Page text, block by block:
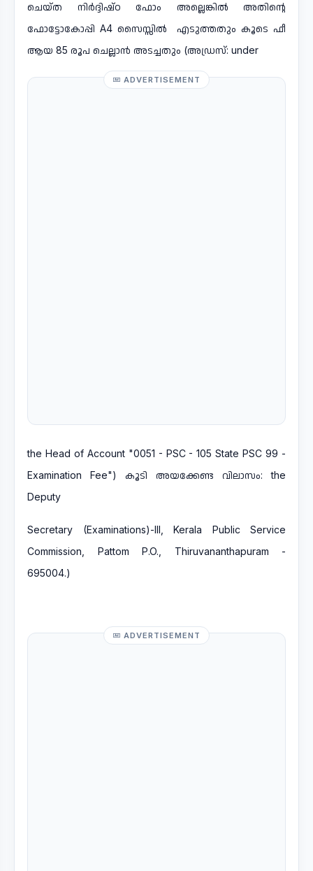
ചെയ്ത നിർദ്ദിഷ്ഠ ഫോം അല്ലെങ്കിൽ അതിന്റെ
ഫോട്ടോകോപ്പി A4 സൈസ്സിൽ എടുത്തതും കൂടെ ഫീ
ആയ 85 രൂപ ചെല്ലാൻ അടച്ചതും (അഡ്രസ്: under
ADVERTISEMENT
the Head of Account "0051 - PSC - 105 State PSC 99 -
Examination Fee") കൂടി അയക്കേണ്ട വിലാസം: the
Deputy
Secretary (Examinations)-III, Kerala Public Service
Commission, Pattom P.O., Thiruvananthapuram -
695004.)
ADVERTISEMENT